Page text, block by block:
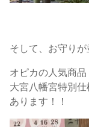
そして、お守り
オピカの人気商品
大宮八幡宮特別仕
あります！！